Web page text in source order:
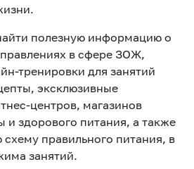
полезную информацию о
в сфере ЗОЖ,
тренировки для занятий
эксклюзивные
центров, магазинов
здорового питания, а также
правильного питания, в
занятий.